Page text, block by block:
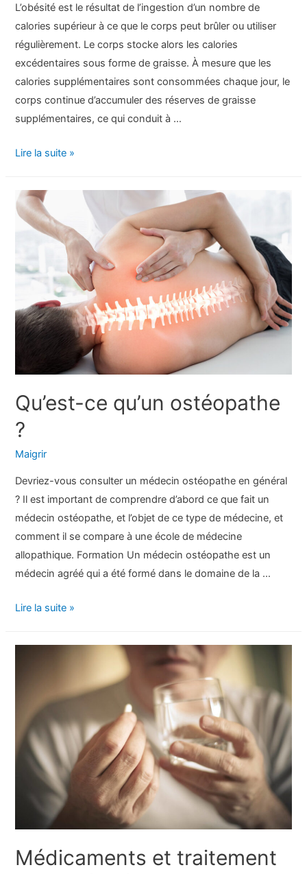
L’obésité est le résultat de l’ingestion d’un nombre de
calories supérieur à ce que le corps peut brûler ou utiliser
régulièrement. Le corps stocke alors les calories
excédentaires sous forme de graisse. À mesure que les
calories supplémentaires sont consommées chaque jour, le
corps continue d’accumuler des réserves de graisse
supplémentaires, ce qui conduit à …
L’obésité
Signes,
symptômes
complications
Lire la suite »
Qu’est-ce qu’un ostéopathe
?
Maigrir
Devriez-vous consulter un médecin ostéopathe en général
? Il est important de comprendre d’abord ce que fait un
médecin ostéopathe, et l’objet de ce type de médecine, et
comment il se compare à une école de médecine
allopathique. Formation Un médecin ostéopathe est un
médecin agréé qui a été formé dans le domaine de la …
Qu’est-
qu’un
Lire la suite »
Médicaments et traitement